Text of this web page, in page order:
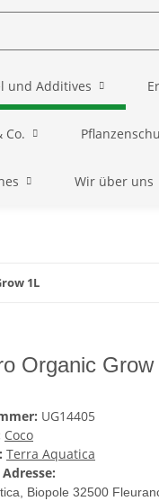
und Additives
Co.
Wir über uns
1L
Organic Grow
UG14405
Coco
Terra Aquatica
Biopole 32500